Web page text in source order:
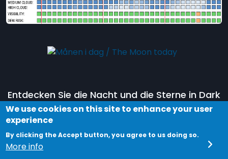
Entdecken Sie die Nacht und die Sterne in Dark
Sky Møn, indem Sie an einer Tour imDark Sky
Park Møn und Nyord
We use cookies on this site to enhance your user
experience
By clicking the Accept button, you agree to us doing so.
More info